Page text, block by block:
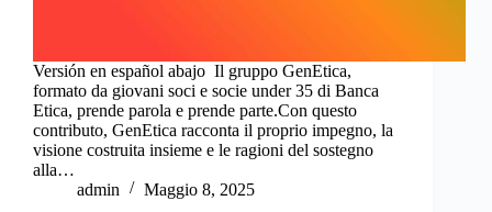
Versión en español abajo Il gruppo GenEtica,
formato da giovani soci e socie under 35 di Banca
Etica, prende parola e prende parte.Con questo
contributo, GenEtica racconta il proprio impegno, la
visione costruita insieme e le ragioni del sostegno
alla…
admin
Maggio 8, 2025